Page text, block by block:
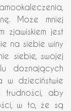
Może mniej
zjawiskiem jest
na siebie winy
siebie, swojej
doznających
w dzieciństwie
aby
w to, że są